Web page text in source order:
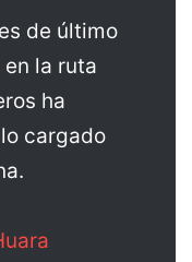
de último
la ruta
ha
cargado